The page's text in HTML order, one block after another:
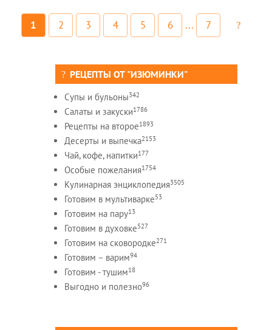
1 2 3 4 5 6 ... 7
РЕЦЕПТЫ ОТ "ИЗЮМИНКИ"
Супы и бульоны342
Салаты и закуски1786
Рецепты на второе1893
Десерты и выпечка2153
Чай, кофе, напитки177
Особые пожелания1754
Кулинарная энциклопедия3505
Готовим в мультиварке53
Готовим на пару13
Готовим в духовке527
Готовим на сковородке271
Готовим – варим94
Готовим - тушим18
Выгодно и полезно96